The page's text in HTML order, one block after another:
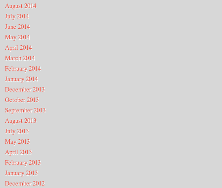
August 2014
July 2014
June 2014
May 2014
April 2014
March 2014
February 2014
January 2014
December 2013
October 2013
September 2013
August 2013
July 2013
May 2013
April 2013
February 2013
January 2013
December 2012